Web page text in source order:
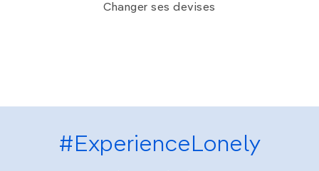
Changer ses devises
#ExperienceLonely